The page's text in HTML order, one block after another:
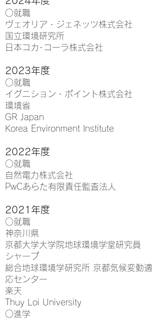
○就職
ヴェオリア・ジェネッツ株式会社
​国立環境研究所
日本コカ･コーラ株式会社
2023年度
○就職
イグニション・ポイント株式会社
環境省
GR Japan
Korea Environment Institute
2022年度
○就職
自然電力株式会社
PwCあらた有限責任監査法人
2021年度
○就職
神奈川県
京都大学大学院地球環境学堂研究員
シャープ
総合地球環境学研究所 京都気候変動適
応センター
楽天
Thuy Loi University
○進学